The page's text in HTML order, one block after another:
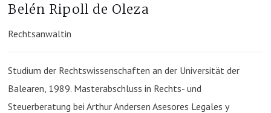
Belén Ripoll de Oleza
Rechtsanwältin
Studium der Rechtswissenschaften an der Universität der
Balearen, 1989. Masterabschluss in Rechts- und
Steuerberatung bei Arthur Andersen Asesores Legales y